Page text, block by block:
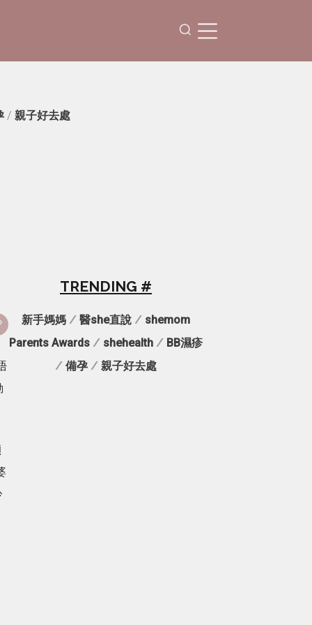
/ 親子好去處
TRENDING #
新手媽媽 / 醫she直說 / shemom
Parents Awards / shehealth / BB濕疹
/ 備孕 / 親子好去處